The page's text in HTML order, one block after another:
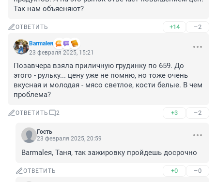
Так нам объясняют?
ОТВЕТИТЬ +14 –2
Barmaleя
23 февраля 2025, 15:21
Позавчера взяла приличную грудинку по 659. До
этого - рульку... цену уже не помню, но тоже очень
вкусная и молодая - мясо светлое, кости белые. В чем
проблема?
ОТВЕТИТЬ 2 +3 –2
Гость
23 февраля 2025, 20:59
Barmaleя, Таня, так зажировку пройдешь досрочно
ОТВЕТИТЬ +0 –0